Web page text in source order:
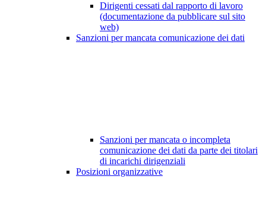
Dirigenti cessati dal rapporto di lavoro
(documentazione da pubblicare sul sito
web)
Sanzioni per mancata comunicazione dei dati
Sanzioni per mancata o incompleta
comunicazione dei dati da parte dei titolari
di incarichi dirigenziali
Posizioni organizzative